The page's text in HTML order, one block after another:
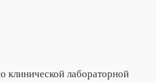
клинической лабораторной